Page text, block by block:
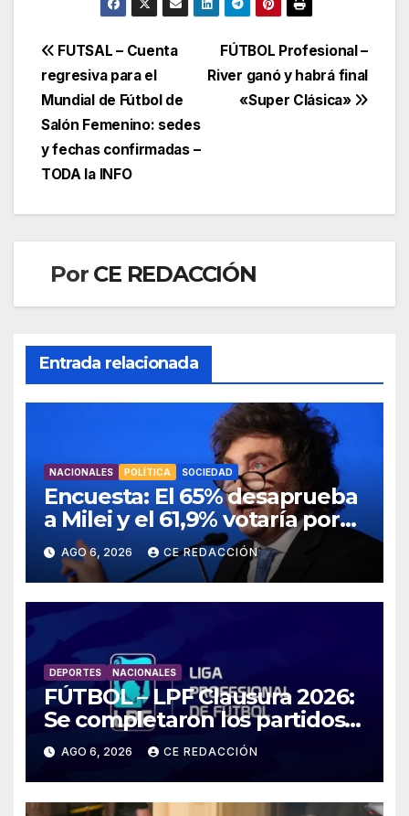
Navegación
de
entradas
FÚTBOL Profesional –
River ganó y habrá final
«Super Clásica»
FUTSAL – Cuenta
regresiva para el
Mundial de Fútbol de
Salón Femenino: sedes
y fechas confirmadas –
TODA la INFO
Por CE REDACCIÓN
Entrada relacionada
NACIONALES POLÍTICA SOCIEDAD
Encuesta: El 65% desaprueba
a Milei y el 61,9% votaría por
un cambio el año que viene
AGO 6, 2026 CE REDACCIÓN
DEPORTES NACIONALES
FÚTBOL – LPF Clausura 2026:
Se completaron los partidos
pendientes Fecha 2:
Boca/Estudiantes,
Tigre/Belgrano y Unión/Lanús
AGO 6, 2026 CE REDACCIÓN